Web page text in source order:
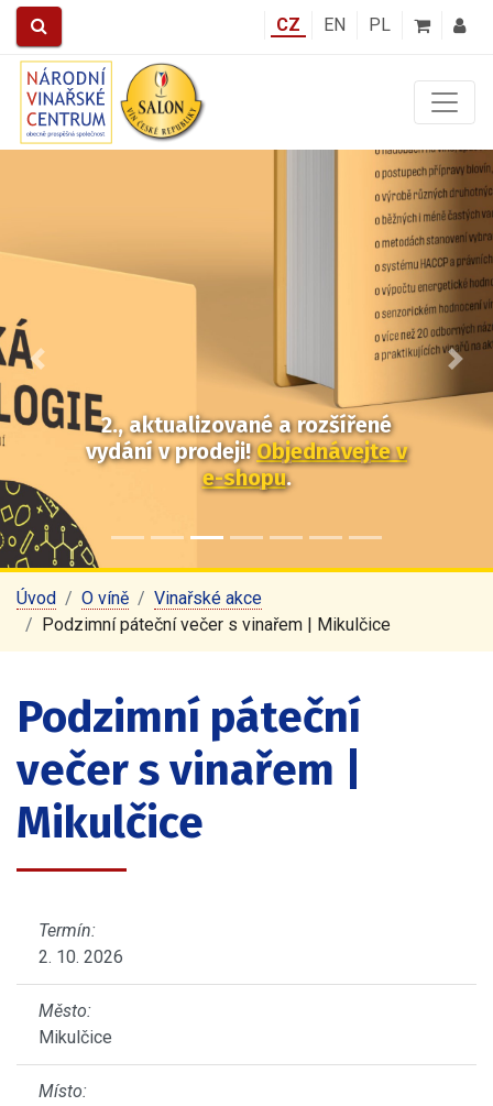
CZ EN PL
2., aktualizované a rozšířené
vydání v prodeji!Objednávejte v
e-shopu.
Předchozí Další
Úvod O víně
Vinařské akce
Podzimní páteční večer s vinařem | Mikulčice
Podzimní páteční
večer s vinařem |
Mikulčice
Termín:
2. 10. 2026
Město:
Mikulčice
Místo: